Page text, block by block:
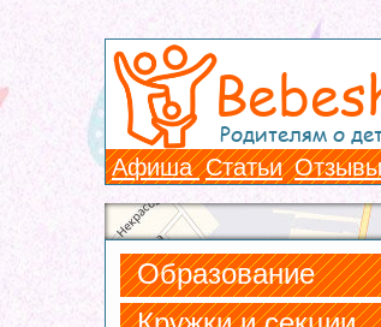
Родителям о
Афиша Статьи Отзывы
Образование